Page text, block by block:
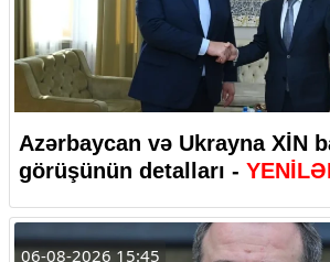
Azərbaycan və Ukrayna XİN
görüşünün detalları -
06-08-2026 15:45